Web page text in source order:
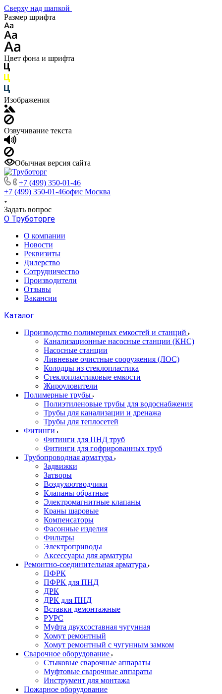
Сверху над шапкой
Размер шрифта
Цвет фона и шрифта
Изображения
Озвучивание текста
Обычная версия сайта
+7 (499) 350-01-46
+7 (499) 350-01-46офис Москва
Задать вопрос
О Труботорге
О компании
Новости
Реквизиты
Дилерство
Сотрудничество
Производители
Отзывы
Вакансии
Каталог
Производство полимерных емкостей и станций
Канализационные насосные станции (КНС)
Насосные станции
Ливневые очистные сооружения (ЛОС)
Колодцы из стеклопластика
Стеклопластиковые емкости
Жироуловители
Полимерные трубы
Полиэтиленовые трубы для водоснабжения
Трубы для канализации и дренажа
Трубы для теплосетей
Фитинги
Фитинги для ПНД труб
Фитинги для гофрированных труб
Трубопроводная арматура
Задвижки
Затворы
Воздухоотводчики
Клапаны обратные
Электромагнитные клапаны
Краны шаровые
Компенсаторы
Фасонные изделия
Фильтры
Электроприводы
Аксессуары для арматуры
Ремонтно-соединительная арматура
ПФРК
ПФРК для ПНД
ДРК
ДРК для ПНД
Вставки демонтажные
РУРС
Муфта двухсоставная чугунная
Хомут ремонтный
Хомут ремонтный с чугунным замком
Сварочное оборудование
Стыковые сварочные аппараты
Муфтовые сварочные аппараты
Инструмент для монтажа
Пожарное оборудование